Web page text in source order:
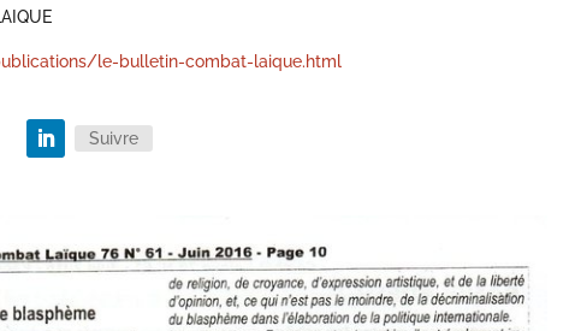
le-bulletin-combat-laique.html
Suivre